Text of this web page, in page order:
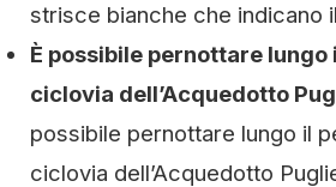
strisce bianche che indicano
È possibile pernottare
ciclovia dell’Acquedotto
possibile pernottare lungo il
ciclovia dell’Acquedotto